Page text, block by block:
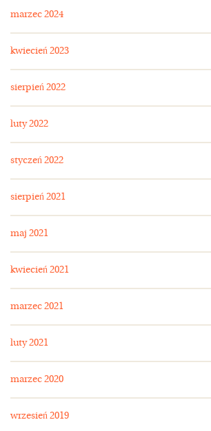
marzec 2024
kwiecień 2023
sierpień 2022
luty 2022
styczeń 2022
sierpień 2021
maj 2021
kwiecień 2021
marzec 2021
luty 2021
marzec 2020
wrzesień 2019